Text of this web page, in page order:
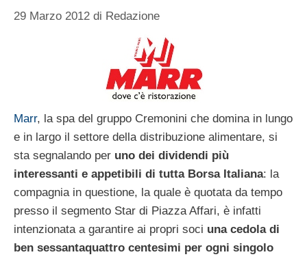
29 Marzo 2012 di Redazione
Marr, la spa del gruppo Cremonini che domina in lungo
e in largo il settore della distribuzione alimentare, si
sta segnalando per uno dei dividendi più
interessanti e appetibili di tutta Borsa Italiana: la
compagnia in questione, la quale è quotata da tempo
presso il segmento Star di Piazza Affari, è infatti
intenzionata a garantire ai propri soci una cedola di
ben sessantaquattro centesimi per ogni singolo